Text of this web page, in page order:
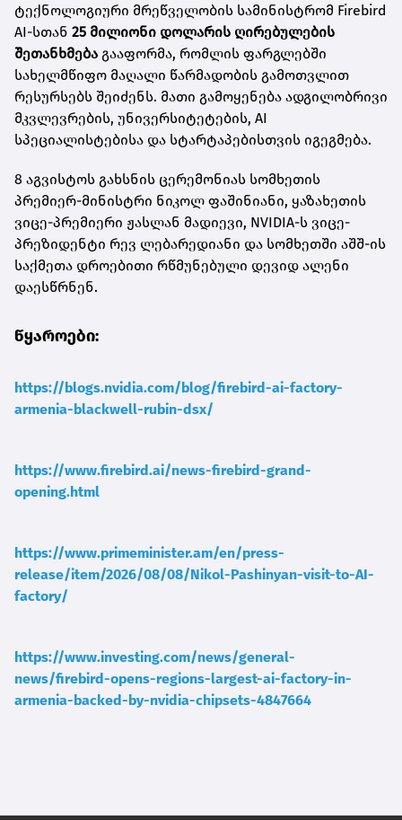
ტექნოლოგიური მრეწველობის სამინისტრომ Firebird
AI-სთან 25 მილიონი დოლარის ღირებულების
შეთანხმება გააფორმა, რომლის ფარგლებში
სახელმწიფო მაღალი წარმადობის გამოთვლით
რესურსებს შეიძენს. მათი გამოყენება ადგილობრივი
მკვლევრების, უნივერსიტეტების, AI
სპეციალისტებისა და სტარტაპებისთვის იგეგმება.
8 აგვისტოს გახსნის ცერემონიას სომხეთის
პრემიერ-მინისტრი ნიკოლ ფაშინიანი, ყაზახეთის
ვიცე-პრემიერი ჟასლან მადიევი, NVIDIA-ს ვიცე-
პრეზიდენტი რევ ლებარედიანი და სომხეთში აშშ-ის
საქმეთა დროებითი რწმუნებული დევიდ ალენი
დაესწრნენ.
წყაროები:
https://blogs.nvidia.com/blog/firebird-ai-factory-
armenia-blackwell-rubin-dsx/
https://www.firebird.ai/news-firebird-grand-
opening.html
https://www.primeminister.am/en/press-
release/item/2026/08/08/Nikol-Pashinyan-visit-to-AI-
factory/
https://www.investing.com/news/general-
news/firebird-opens-regions-largest-ai-factory-in-
armenia-backed-by-nvidia-chipsets-4847664